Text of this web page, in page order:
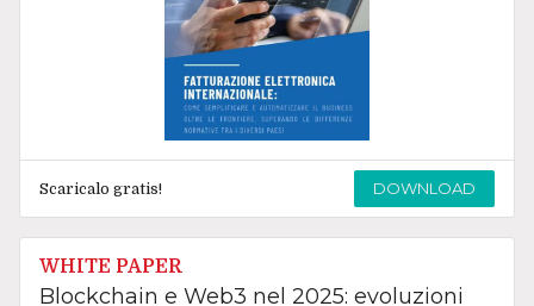
Scaricalo gratis! DOWNLOAD
WHITE PAPER
Blockchain e Web3 nel 2025: evoluzioni